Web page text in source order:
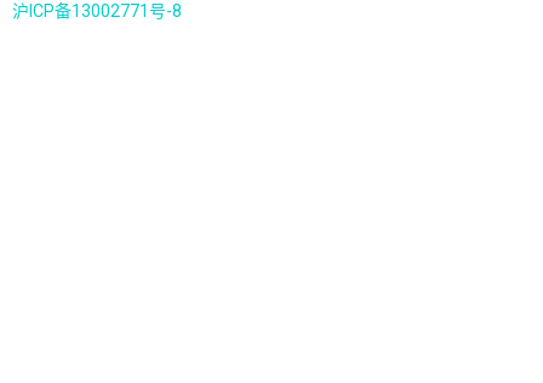
沪ICP备13002771号-8